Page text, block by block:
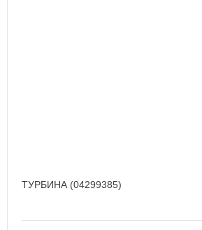
ТУРБИНА (04299385)